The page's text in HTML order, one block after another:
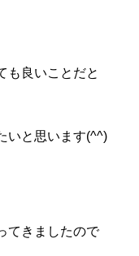
も良いことだと
いと思います(^^)
てきましたので